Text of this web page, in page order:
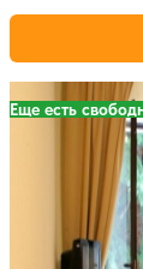
Еще есть